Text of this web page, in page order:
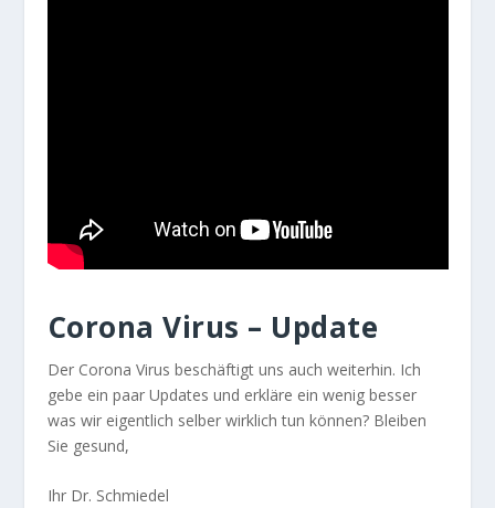
Corona Virus – Update
Der Corona Virus beschäftigt uns auch weiterhin. Ich
gebe ein paar Updates und erkläre ein wenig besser
was wir eigentlich selber wirklich tun können? Bleiben
Sie gesund,
Ihr Dr. Schmiedel